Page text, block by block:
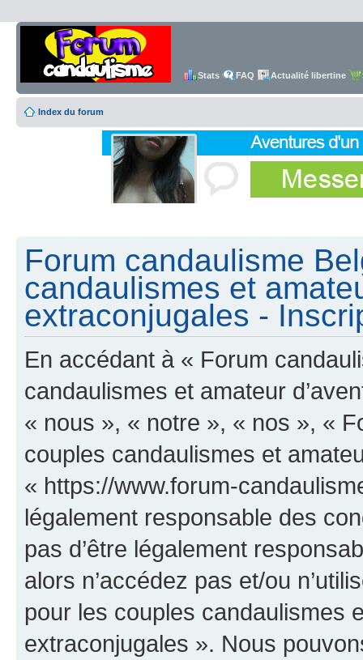
Stats FAQ Actualité libertine
Index du forum
Forum candaulisme
candaulismes et
extraconjugales -
En accédant à « Forum
candaulismes et amateur
« nous », « notre », « nos », «
couples candaulismes et
« https://www.forum-
légalement responsable des
pas d’être légalement
alors n’accédez pas et/ou
pour les couples candaulismes
extraconjugales ». Nous